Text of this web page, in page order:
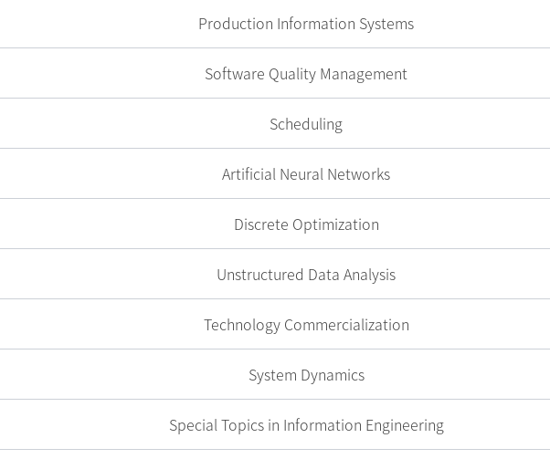
Production Information Systems
Software Quality Management
Scheduling
Artificial Neural Networks
Discrete Optimization
Unstructured Data Analysis
Technology Commercialization
System Dynamics
Special Topics in Information Engineering